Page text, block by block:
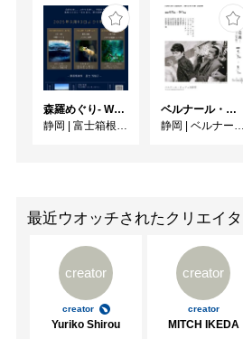
森羅めぐり- Wandering in Shinra -
静岡 | 富士箱根カントリークラブ
ベルナール・ビュフェと写真 ーカメラがとらえたビュフェとその時代、そして21 世紀へ
静岡 | ベルナール・ビュフェ美術館
最近ウオッチされたクリエイ
creator
creator
Yuriko Shirou
creator
creator
MITCH IKEDA